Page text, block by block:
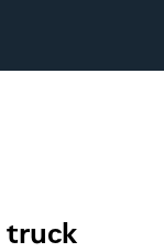
truck